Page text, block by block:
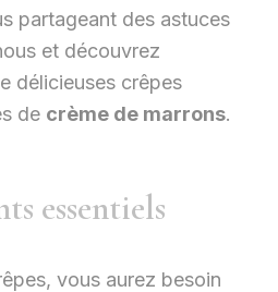
partageant des astuces
et découvrez
délicieuses crêpes
de crème de marrons.
essentiels
vous aurez besoin